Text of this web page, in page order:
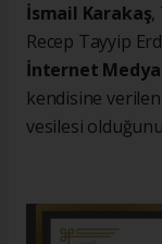
İsmail Karakaş,
Recep Tayyip
İnternet Medya
kendisine
vesilesi